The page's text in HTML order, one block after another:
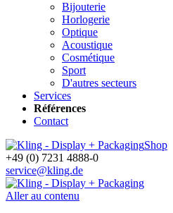
Bijouterie
Horlogerie
Optique
Acoustique
Cosmétique
Sport
D'autres secteurs
Services
Références
Contact
Shop
+49 (0) 7231 4888-0
service@kling.de
Aller au contenu